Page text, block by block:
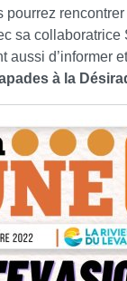
pourrez
sa
aussi d’informer
à la